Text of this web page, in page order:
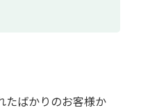
たばかりのお客様か